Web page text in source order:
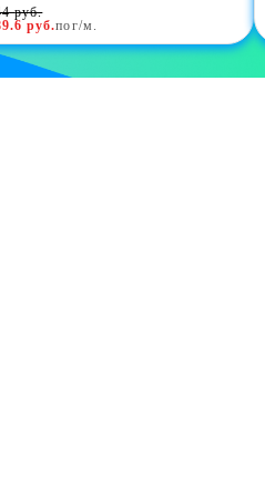
руб.
руб.пог/м.